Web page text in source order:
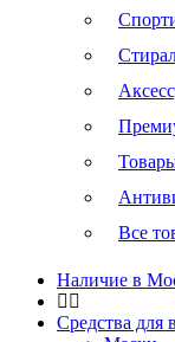
Все
Наличие в
Средства для